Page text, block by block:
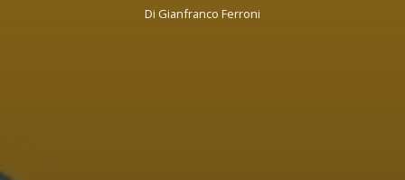
Di Gianfranco Ferroni